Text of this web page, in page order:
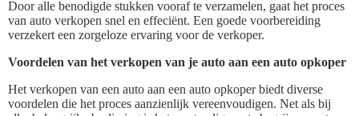
Door alle benodigde stukken vooraf te verzamelen, gaat het proces
van auto verkopen snel en effeciënt. Een goede voorbereiding
verzekert een zorgeloze ervaring voor de verkoper.
Voordelen van het verkopen van je auto aan een auto opkoper
Het verkopen van een auto aan een auto opkoper biedt diverse
voordelen die het proces aanzienlijk vereenvoudigen. Net als bij